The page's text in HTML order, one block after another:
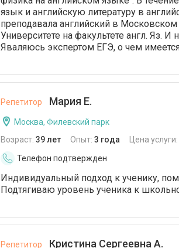
язык и английскую литературу в
преподавала английский в
Университете на факультете англ. Яз. И
Яваляюсь экспертом ЕГЭ, о чем
Репетитор Мария Е.
Москва, Филевский парк
Возраст: 39 лет Опыт: 3 года Цена услуги:
Телефон подтвержден
Индивидуальный подход к ученику,
Подтягиваю уровень ученика к
Репетитор Кристина Сергеевна А.